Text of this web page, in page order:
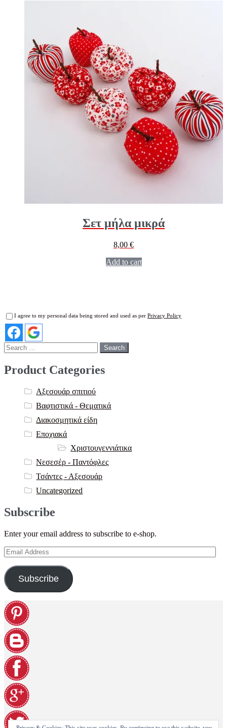
Σετ μήλα μικρά
8,00 €
Add to cart
I agree to my personal data being stored and used as per Privacy Policy
Search
for:
Product Categories
Αξεσουάρ σπιτιού
Βαφτιστικά - Θεματικά
Διακοσμητικά είδη
Εποχιακά
Χριστουγεννιάτικα
Νεσεσέρ - Παντόφλες
Τσάντες - Αξεσουάρ
Uncategorized
Subscribe
Enter your email address to subscribe to e-shop.
Email
Address
Subscribe